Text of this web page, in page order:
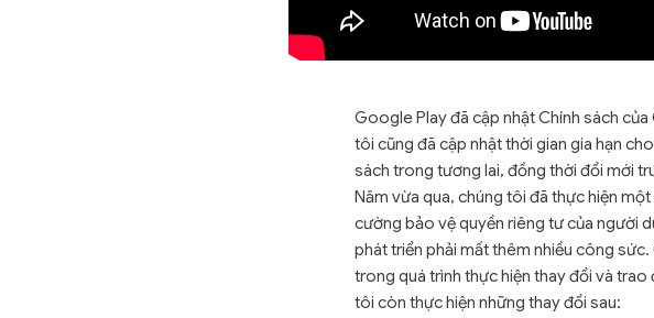
Google Play đã cập nhật Chính sách
tôi cũng đã cập nhật thời gian gia hạn
sách trong tương lai, đồng thời đổi mới
Năm vừa qua, chúng tôi đã thực hiện
cường bảo vệ quyền riêng tư của người
phát triển phải mất thêm nhiều công
trong quá trình thực hiện thay đổi và trao
tôi còn thực hiện những thay đổi sau: